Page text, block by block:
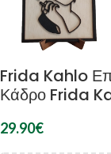
Frida Kahlo
Κάδρο Frida
29.90€